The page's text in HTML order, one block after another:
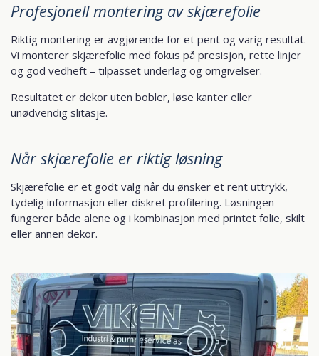
Profesjonell montering av skjærefolie
Riktig montering er avgjørende for et pent og varig resultat.
Vi monterer skjærefolie med fokus på presisjon, rette linjer
og god vedheft – tilpasset underlag og omgivelser.
Resultatet er dekor uten bobler, løse kanter eller
unødvendig slitasje.
Når skjærefolie er riktig løsning
Skjærefolie er et godt valg når du ønsker et rent uttrykk,
tydelig informasjon eller diskret profilering. Løsningen
fungerer både alene og i kombinasjon med printet folie, skilt
eller annen dekor.